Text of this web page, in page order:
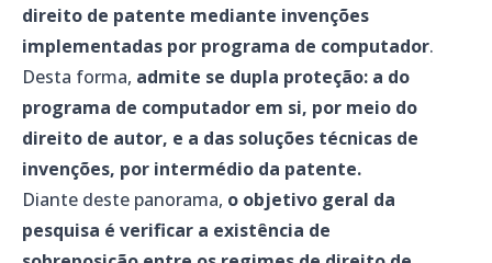
direito de patente mediante invenções
implementadas por programa de computador.
Desta forma, admite se dupla proteção: a do
programa de computador em si, por meio do
direito de autor, e a das soluções técnicas de
invenções, por intermédio da patente.
Diante deste panorama, o objetivo geral da
pesquisa é verificar a existência de